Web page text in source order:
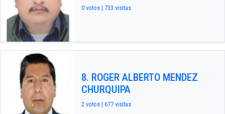
0 votos | 733 visitas
8. ROGER ALBERTO MENDEZ
CHURQUIPA
2 votos | 677 visitas